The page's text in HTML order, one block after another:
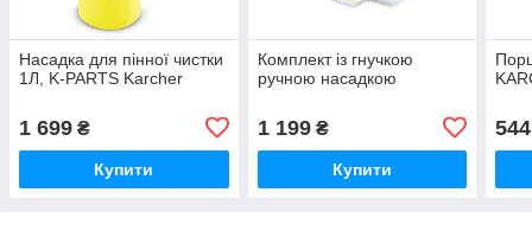
Насадка для пінної чистки
1Л, K-PARTS Karcher
1 699 ₴
Купити
Комплект із гнучкою
ручною насадкою
1 199₴
Купити
544